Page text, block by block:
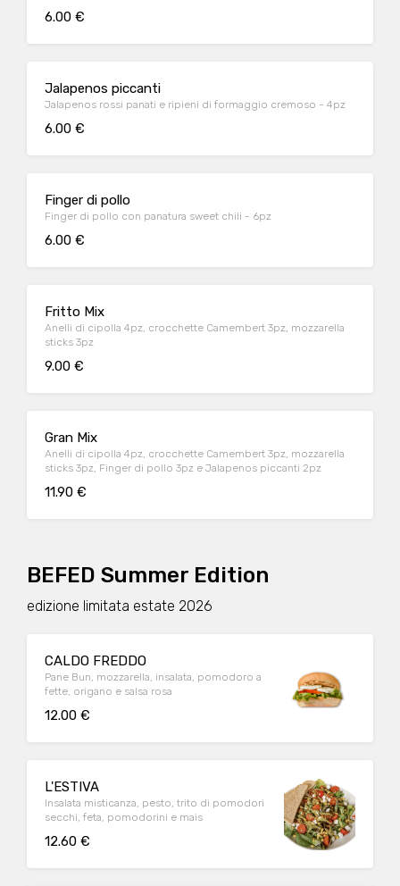
6.00 €
Jalapenos piccanti
Jalapenos rossi panati e ripieni di formaggio cremoso - 4pz
6.00 €
Finger di pollo
Finger di pollo con panatura sweet chili - 6pz
6.00 €
Fritto Mix
Anelli di cipolla 4pz, crocchette Camembert 3pz, mozzarella
sticks 3pz
9.00 €
Gran Mix
Anelli di cipolla 4pz, crocchette Camembert 3pz, mozzarella
sticks 3pz, Finger di pollo 3pz e Jalapenos piccanti 2pz
11.90 €
BEFED Summer Edition
edizione limitata estate 2026
CALDO FREDDO
Pane Bun, mozzarella, insalata, pomodoro a
fette, origano e salsa rosa
12.00 €
L'ESTIVA
Insalata misticanza, pesto, trito di pomodori
secchi, feta, pomodorini e mais
12.60 €